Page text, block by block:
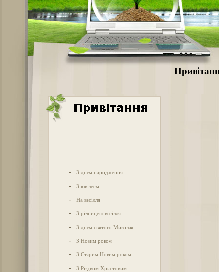
- З днем народження
- З ювілеєм
- На весілля
- З річницею весілля
- З днем святого Миколая
- З Новим роком
- З Старим Новим роком
- З Різдвом Христовим